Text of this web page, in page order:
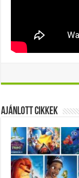
Ajánlott Cikkek